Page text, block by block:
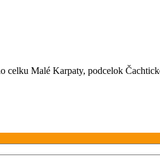
celku Malé Karpaty, podcelok